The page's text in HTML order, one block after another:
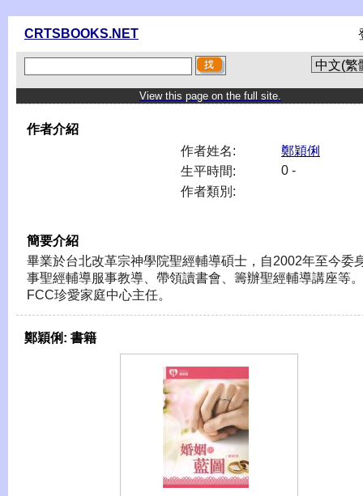
CRTSBOOKS.NET
View this page on the full site.
作者介紹
作者姓名:
鄭穎俐
生平時間:
0 -
作者類別:
簡要介紹
畢業於台北改革宗神學院聖經輔導碩士，自2002年至今委
事聖經輔導服事教導、帶領讀書會、籌辦聖經輔導講座等
FCC珍愛家庭中心主任。
鄭穎俐: 書籍